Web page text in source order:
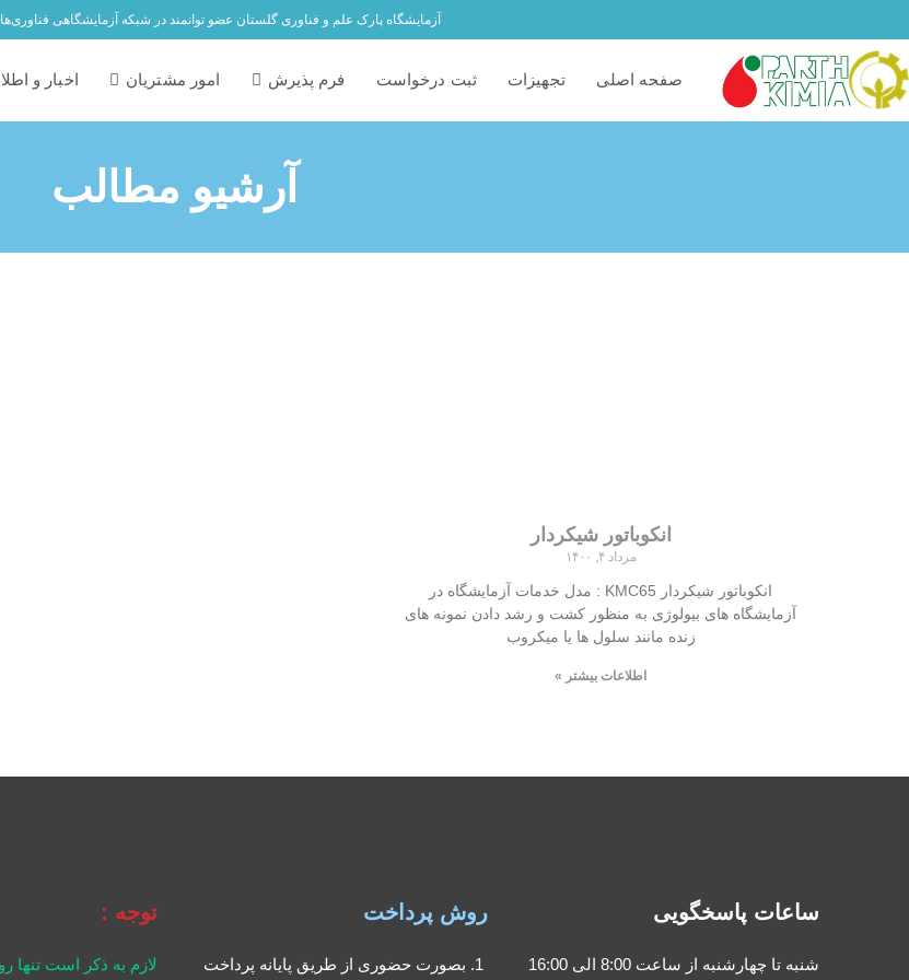
آزمایشگاه پارک علم و فناوری گلستان عضو توانمند در شبکه آزمایشگاهی
صفحه اصلی تجهیزات ثبت درخواست فرم پذیرش امور مشتریان اخبار و
آرشیو مطالب
انکوباتور شیکردار
مرداد ۴, ۱۴۰۰
انکوباتور شیکردار KMC65 : مدل خدمات آزمایشگاه در
آزمایشگاه های بیولوژی به منظور کشت و رشد دادن نمونه های
زنده مانند سلول ها یا میکروب
اطلاعات بیشتر »
ساعات پاسخگویی
شنبه تا چهارشنبه از ساعت 8:00 الی 16:00
روش پرداخت
بصورت حضوری از طریق پایانه پرداخت
توجه :
لازم به ذکر است